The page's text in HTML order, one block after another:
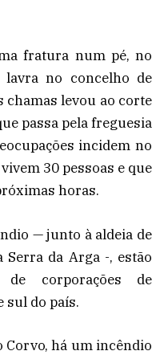
fratura num pé, no
lavra no concelho de
chamas levou ao corte
passa pela freguesia
incidem no
30 pessoas e que
horas.
— junto à aldeia de
Serra da Arga -, estão
de corporações de
sul do país.
Corvo, há um incêndio